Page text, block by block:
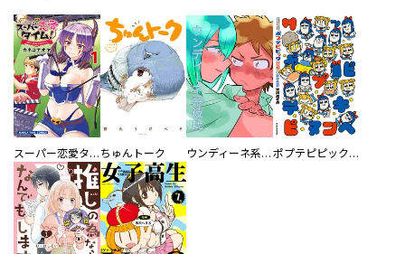
スーパー恋愛タイム！～現場でドＳな彼女は自宅でデレる～ ちゅんトーク ウンディーネ系彼氏 ポプテピピック SEASON EIGHT